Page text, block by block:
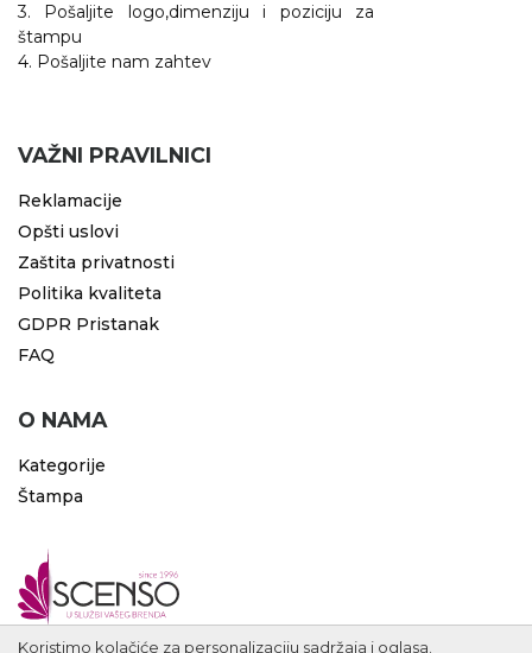
3. Pošaljite logo,dimenziju i poziciju za
štampu
4. Pošaljite nam zahtev
VAŽNI PRAVILNICI
Reklamacije
Opšti uslovi
Zaštita privatnosti
Politika kvaliteta
GDPR Pristanak
FAQ
O NAMA
Kategorije
Štampa
Koristimo kolačiće za personalizaciju sadržaja i oglasa.